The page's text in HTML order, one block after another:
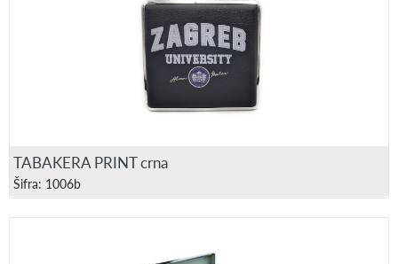
TABAKERA PRINT crna
Šifra: 1006b